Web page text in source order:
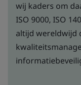
wij kaders om
ISO 9000, ISO
altijd wereldwijd